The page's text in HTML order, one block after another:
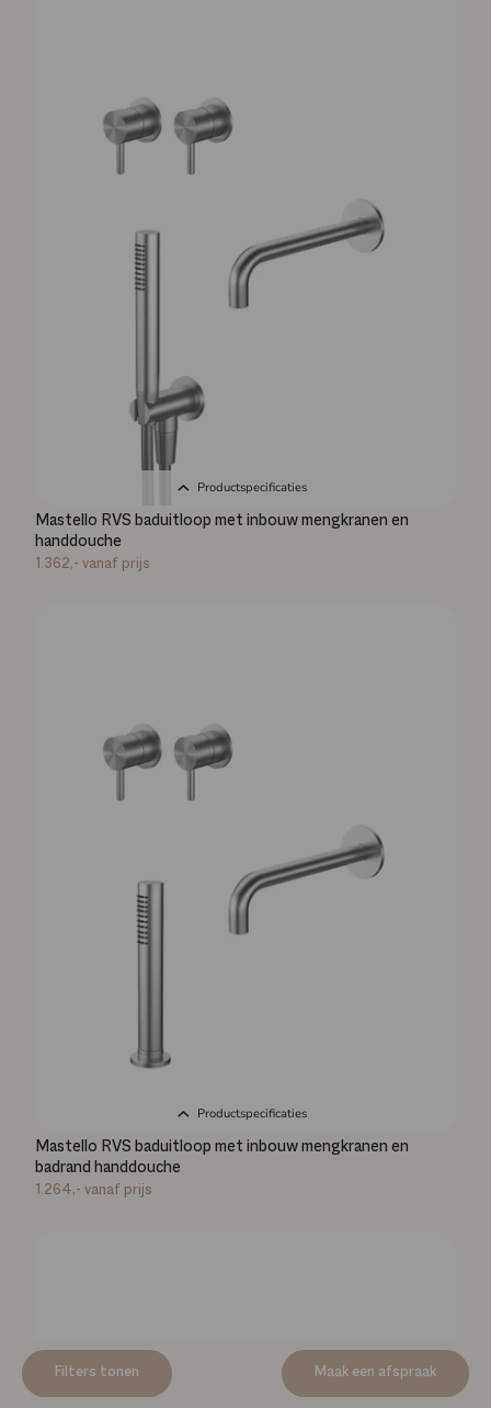
Filters tonen Maak een afspraak
Productspecificaties
Mastello RVS baduitloop met inbouw mengkranen en
handdouche
1.362,- vanaf prijs
Productspecificaties
Mastello RVS baduitloop met inbouw mengkranen en
badrand handdouche
1.264,- vanaf prijs